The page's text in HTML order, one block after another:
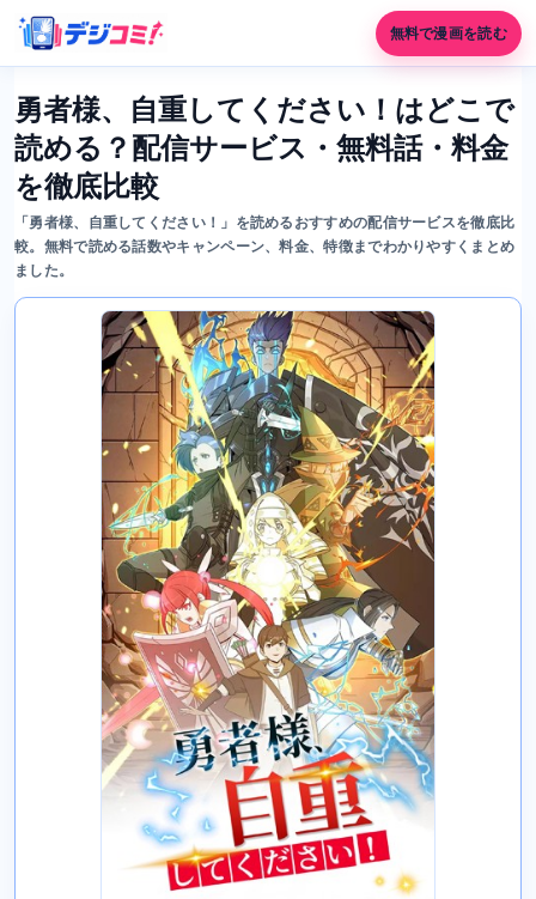
無料で漫画を読む
勇者様、自重してください！はどこで
読める？配信サービス・無料話・料金
を徹底比較
「勇者様、自重してください！」を読めるおすすめの配信サービスを徹底比
較。無料で読める話数やキャンペーン、料金、特徴までわかりやすくまとめ
ました。